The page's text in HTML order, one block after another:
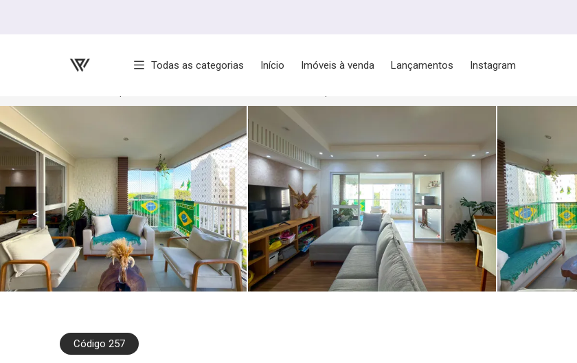
Página inicial
Todas as categorias Início Imóveis à venda Lançamentos Instagram
<
Código 257